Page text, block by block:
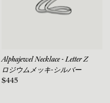
Alphajewel Necklace - Letter Z
ロジウムメッキ-シルバー
$445